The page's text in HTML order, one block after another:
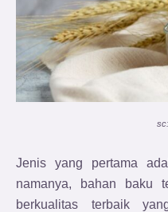
Jenis yang pertama
namanya, bahan baku
berkualitas terbaik